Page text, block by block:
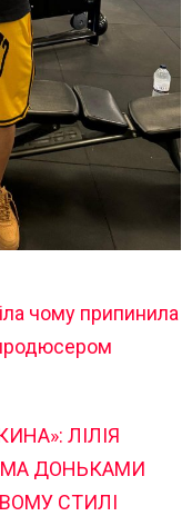
чому припинила
ЛІЛІЯ
ДОНЬКАМИ
СТИЛІ